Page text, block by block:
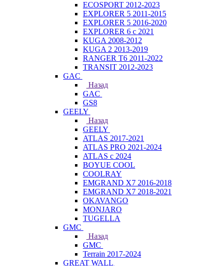
ECOSPORT 2012-2023
EXPLORER 5 2011-2015
EXPLORER 5 2016-2020
EXPLORER 6 с 2021
KUGA 2008-2012
KUGA 2 2013-2019
RANGER T6 2011-2022
TRANSIT 2012-2023
GAC
Назад
GAC
GS8
GEELY
Назад
GEELY
ATLAS 2017-2021
ATLAS PRO 2021-2024
ATLAS с 2024
BOYUE COOL
COOLRAY
EMGRAND X7 2016-2018
EMGRAND X7 2018-2021
OKAVANGO
MONJARO
TUGELLA
GMC
Назад
GMC
Terrain 2017-2024
GREAT WALL